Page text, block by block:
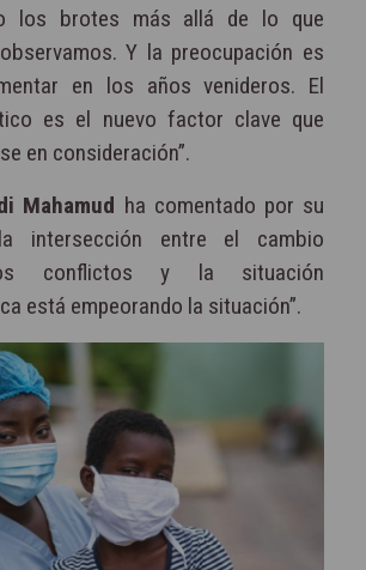
los brotes más allá de lo que
Y la preocupación es
en los años venideros. El
es el nuevo factor clave que
en consideración”.
Mahamud ha comentado por su
intersección entre el cambio
conflictos y la situación
está empeorando la situación”.